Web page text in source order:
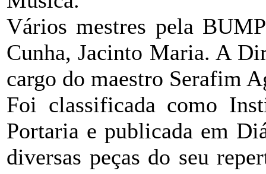
Vários mestres pela
Cunha, Jacinto Maria. A
cargo do maestro Serafim
Foi classificada como
Portaria e publicada em
diversas peças do seu